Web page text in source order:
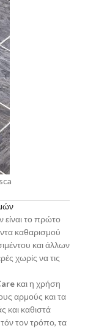
το πρώτο
καθαρισμού
και άλλων
χωρίς να τις
και η χρήση
αρμούς και τα
και καθιστά
τον τρόπο, τα